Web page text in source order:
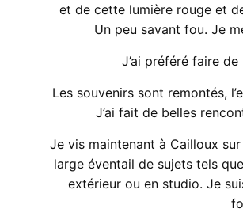
et de cette lumière rouge et
Un peu savant fou. Je
J’ai préféré faire
Les souvenirs sont remontés,
J’ai fait de belles
Je vis maintenant à Cailloux
large éventail de sujets tels
extérieur ou en studio. Je